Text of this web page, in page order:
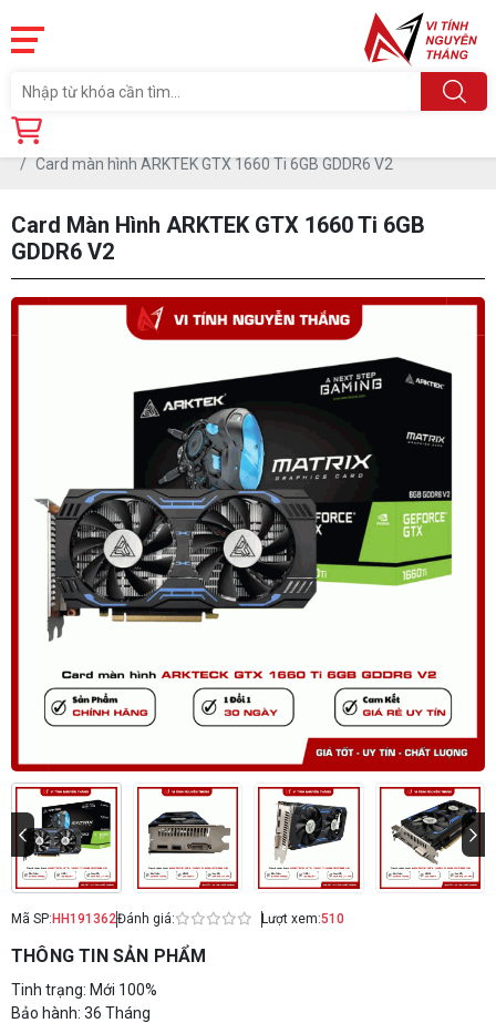
Trang chủ
Card màn hình ARKTEK GTX 1660 Ti 6GB GDDR6 V2
Card Màn Hình ARKTEK GTX 1660 Ti 6GB
GDDR6 V2
Mã SP: HH191362Đánh giá: Lượt xem:510
THÔNG TIN SẢN PHẨM
Tinh trạng: Mới 100%
Bảo hành: 36 Tháng